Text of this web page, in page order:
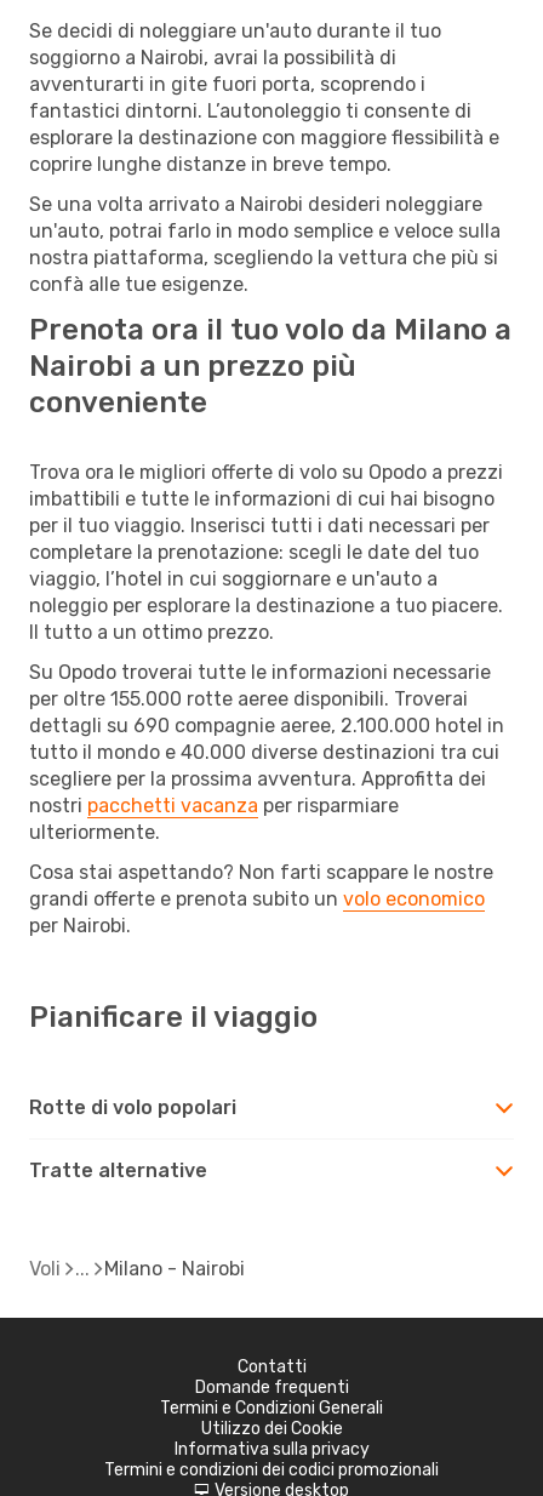
Se decidi di noleggiare un'auto durante il tuo
soggiorno a Nairobi, avrai la possibilità di
avventurarti in gite fuori porta, scoprendo i
fantastici dintorni. L’autonoleggio ti consente di
esplorare la destinazione con maggiore flessibilità e
coprire lunghe distanze in breve tempo.
Se una volta arrivato a Nairobi desideri noleggiare
un'auto, potrai farlo in modo semplice e veloce sulla
nostra piattaforma, scegliendo la vettura che più si
confà alle tue esigenze.
Prenota ora il tuo volo da Milano a
Nairobi a un prezzo più
conveniente
Trova ora le migliori offerte di volo su Opodo a prezzi
imbattibili e tutte le informazioni di cui hai bisogno
per il tuo viaggio. Inserisci tutti i dati necessari per
completare la prenotazione: scegli le date del tuo
viaggio, l’hotel in cui soggiornare e un'auto a
noleggio per esplorare la destinazione a tuo piacere.
Il tutto a un ottimo prezzo.
Su Opodo troverai tutte le informazioni necessarie
per oltre 155.000 rotte aeree disponibili. Troverai
dettagli su 690 compagnie aeree, 2.100.000 hotel in
tutto il mondo e 40.000 diverse destinazioni tra cui
scegliere per la prossima avventura. Approfitta dei
nostri pacchetti vacanza per risparmiare
ulteriormente.
Cosa stai aspettando? Non farti scappare le nostre
grandi offerte e prenota subito un volo economico
per Nairobi.
Pianificare il viaggio
Rotte di volo popolari
Tratte alternative
Voli Milano - Nairobi
Contatti
Domande frequenti
Termini e Condizioni Generali
Utilizzo dei Cookie
Informativa sulla privacy
Termini e condizioni dei codici promozionali
d Versione desktop